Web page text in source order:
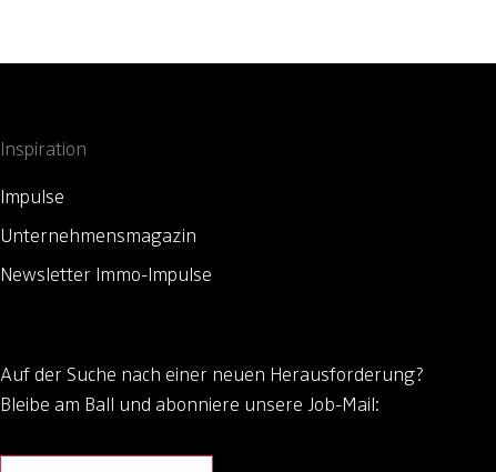
Inspiration
Impulse
Unternehmensmagazin
Newsletter Immo-Impulse
Auf der Suche nach einer neuen Herausforderung?
Bleibe am Ball und abonniere unsere Job-Mail: